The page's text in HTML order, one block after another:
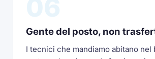
Gente del posto, non
I tecnici che mandiamo abitano nel